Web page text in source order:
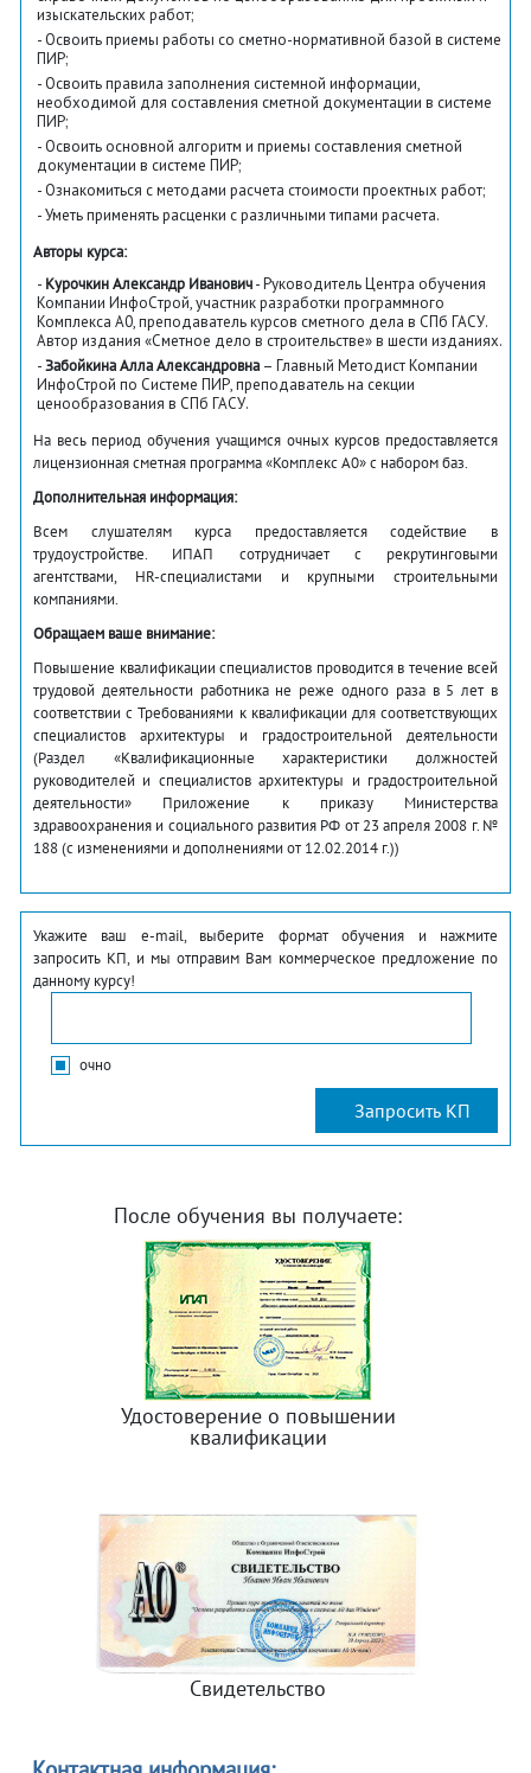
изыскательских работ;
- Освоить приемы работы со сметно-нормативной базой в системе
ПИР;
- Освоить правила заполнения системной информации,
необходимой для составления сметной документации в системе
ПИР;
- Освоить основной алгоритм и приемы составления сметной
документации в системе ПИР;
- Ознакомиться с методами расчета стоимости проектных работ;
- Уметь применять расценки с различными типами расчета.
Авторы курса:
- Курочкин Александр Иванович- Руководитель Центра обучения
Компании ИнфоCтрой, участник разработки программного
Комплекса А0, преподаватель курсов сметного дела в СПб ГАСУ.
Автор издания «Сметное дело в строительстве» в шести изданиях.
-Забойкина Алла Александровна – Главный Методист Компании
ИнфоСтрой по Системе ПИР, преподаватель на секции
ценообразования в СПб ГАСУ.
На весь период обучения учащимся очных курсов предоставляется
лицензионная сметная программа «Комплекс А0» с набором баз.
Дополнительная информация:
Всем слушателям курса предоставляется содействие в
трудоустройстве. ИПАП сотрудничает с рекрутинговыми
агентствами, HR-специалистами и крупными строительными
компаниями.
Обращаем ваше внимание:
Повышение квалификации специалистов проводится в течение всей
трудовой деятельности работника не реже одного раза в 5 лет в
соответствии с Требованиями к квалификации для соответствующих
специалистов архитектуры и градостроительной деятельности
(Раздел «Квалификационные характеристики должностей
руководителей и специалистов архитектуры и градостроительной
деятельности» Приложение к приказу Министерства
здравоохранения и социального развития РФ от 23 апреля 2008 г. №
188 (с изменениями и дополнениями от 12.02.2014 г.))
Укажите ваш e-mail, выберите формат обучения и нажмите
запросить КП, и мы отправим Вам коммерческое предложение по
данному курсу!
очно
После обучения вы получаете:
Удостоверение о повышении
квалификации
Свидетельство